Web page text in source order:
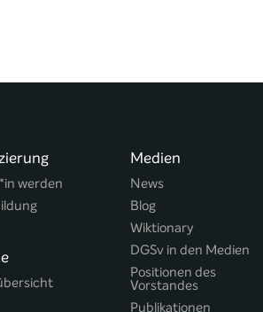
werden
Medien
News
Blog
Wiktionary
DGSv in den Medien
Positionen des
Vorstandes
Publikationen